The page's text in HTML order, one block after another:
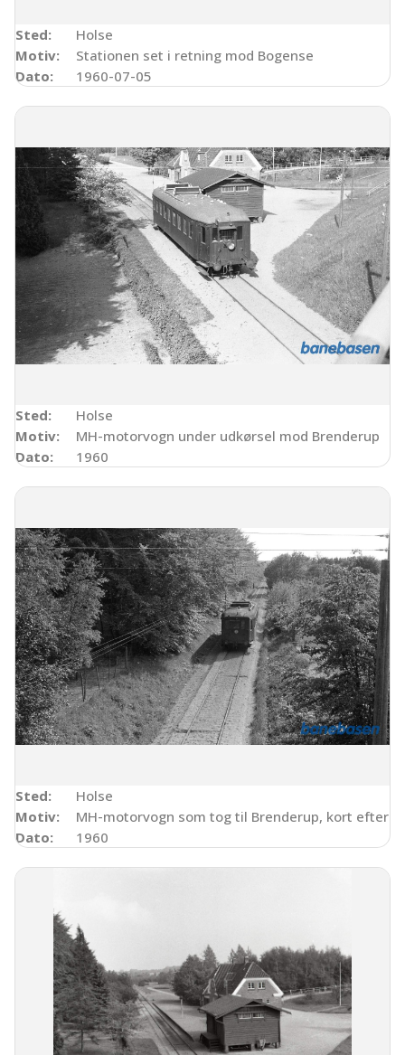
Sted:
Holse
Motiv:
Stationen set i retning mod Bogense
Dato:
1960-07-05
Sted:
Holse
Motiv:
MH-motorvogn under udkørsel mod Brenderup
Dato:
1960
Sted:
Holse
Motiv:
MH-motorvogn som tog til Brenderup, kort efter
Dato:
1960